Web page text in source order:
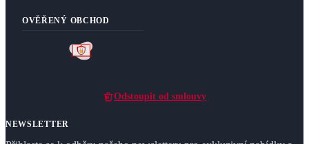
OVĚŘENÝ OBCHOD
Odstoupit od smlouvy
NEWSLETTER